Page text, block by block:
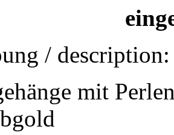
/ description:
mit